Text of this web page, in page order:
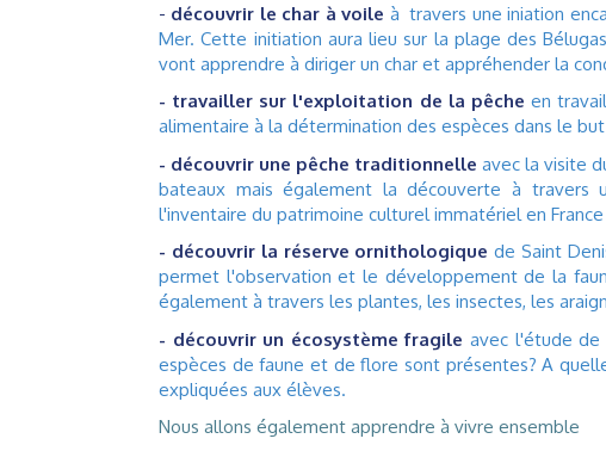
- découvrir le char à voile à travers une iniation
Mer. Cette initiation aura lieu sur la plage des
vont apprendre à diriger un char et appréhender la
- travailler sur l'exploitation de la pêche en
alimentaire à la détermination des espèces dans le
- découvrir une pêche traditionnelle avec la visite
bateaux mais également la découverte à
l'inventaire du patrimoine culturel immatériel en France
- découvrir la réserve ornithologique de Saint
permet l'observation et le développement de la
également à travers les plantes, les insectes, les
- découvrir un écosystème fragile avec l'étude de
espèces de faune et de flore sont présentes? A
expliquées aux élèves.
Nous allons également apprendre à vivre ensemble